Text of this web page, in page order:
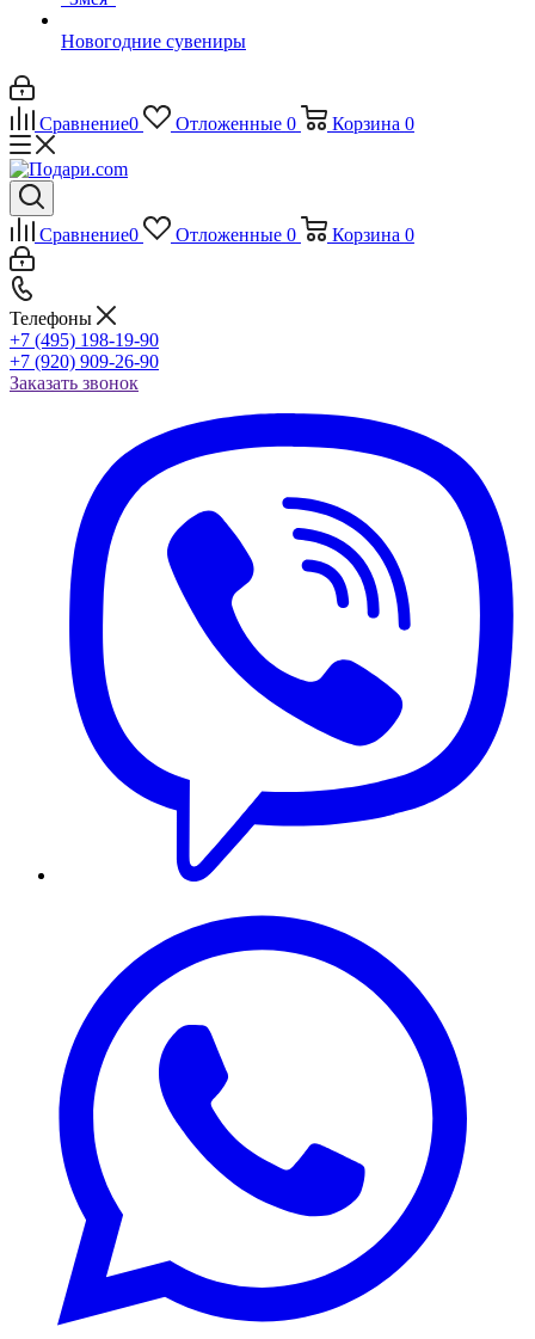
Новогодние сувениры
Сравнение0 Отложенные 0 Корзина 0
Сравнение0 Отложенные 0 Корзина 0
Телефоны
+7 (495) 198-19-90
+7 (920) 909-26-90
Заказать звонок